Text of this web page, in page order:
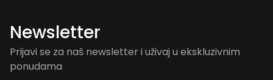
Newsletter
Prijavi se za naš newsletter i uživaj u ekskluzivnim
ponudama